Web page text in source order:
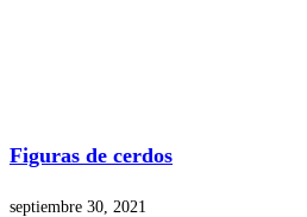
Figuras de cerdos
septiembre 30, 2021